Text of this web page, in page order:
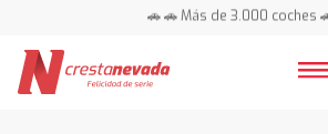
🚗 🚗 Más de 3.000 coches